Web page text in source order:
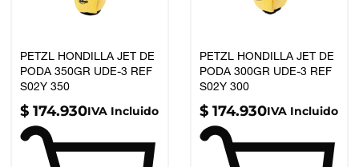
PETZL HONDILLA JET DE
PODA 350GR UDE-3 REF
S02Y 350
$ 174.930IVA Incluido
PETZL HONDILLA JET DE
PODA 300GR UDE-3 REF
S02Y 300
$ 174.930IVA Incluido